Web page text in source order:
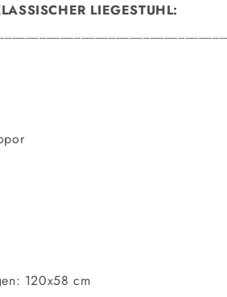
LIEGESTUHL:
120x58 cm